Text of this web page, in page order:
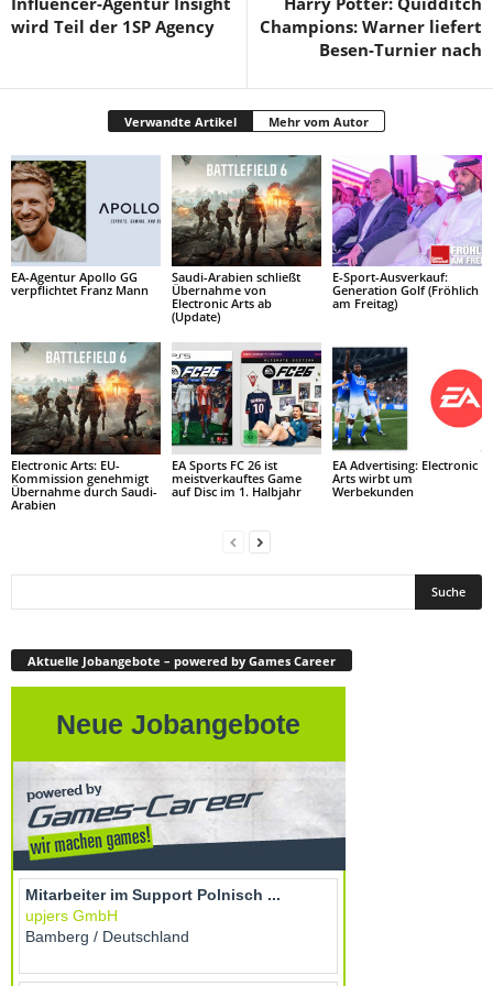
wird Teil der 1SP Agency
Champions: Warner liefert
Besen-Turnier nach
Verwandte Artikel Mehr vom Autor
EA-Agentur Apollo GG
verpflichtet Franz Mann
Saudi-Arabien schließt
Übernahme von
Electronic Arts ab
(Update)
E-Sport-Ausverkauf:
Generation Golf (Fröhlich
am Freitag)
Electronic Arts: EU-
Kommission genehmigt
Übernahme durch Saudi-
Arabien
EA Sports FC 26 ist
meistverkauftes Game
auf Disc im 1. Halbjahr
EA Advertising: Electronic
Arts wirbt um
Werbekunden
Aktuelle Jobangebote – powered by Games Career